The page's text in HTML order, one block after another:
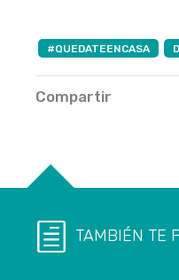
#QUEDATEENCASA
Compartir
TAMBIÉN TE